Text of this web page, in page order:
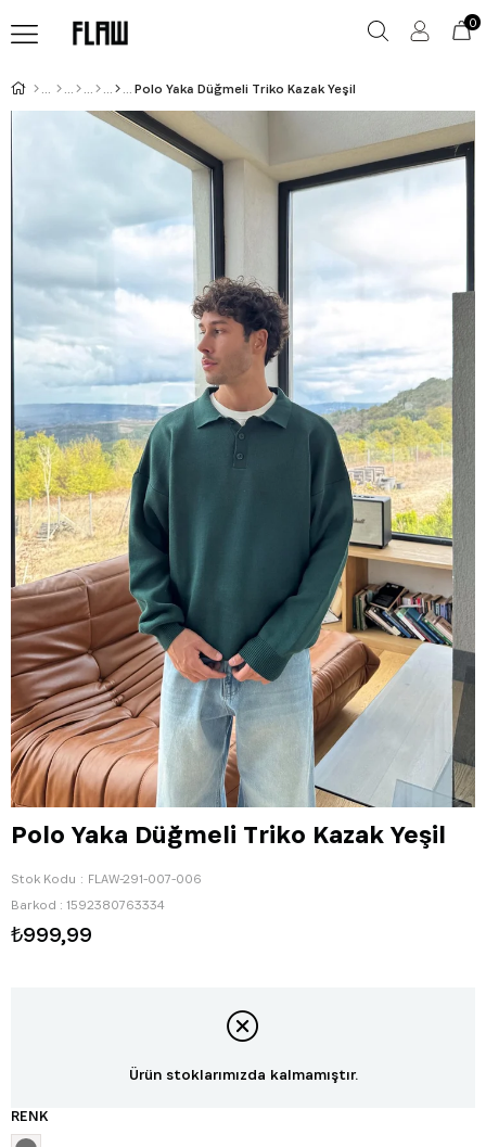
0
Polo Yaka Düğmeli Triko Kazak Yeşil
Polo Yaka Düğmeli Triko Kazak Yeşil
Stok Kodu
FLAW-291-007-006
Barkod : 1592380763334
₺999,99
Ürün stoklarımızda kalmamıştır.
RENK